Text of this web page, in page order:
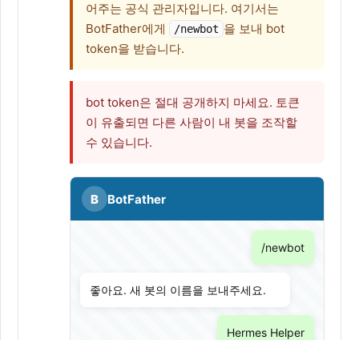
어주는 공식 관리자입니다. 여기서는
BotFather에게
/newbot 을 보내 bot
token을 받습니다.
bot token은 절대 공개하지 마세요. 토큰
이 유출되면 다른 사람이 내 봇을 조작할
수 있습니다.
B BotFather
/newbot
좋아요. 새 봇의 이름을 보내주세요.
Hermes Helper